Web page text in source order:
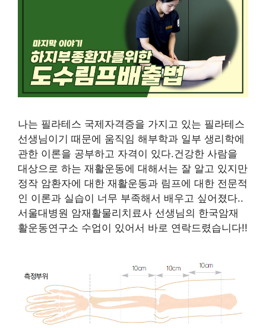
나는 필라테스 국제자격증을 가지고 있는 필라테스
선생님이기 때문에 움직임 해부학과 일부 생리학에
관한 이론을 공부하고 자격이 있다.건강한 사람을
대상으로 하는 재활운동에 대해서는 잘 알고 있지만
정작 암환자에 대한 재활운동과 림프에 대한 전문적
인 이론과 실습이 너무 부족해서 배우고 싶어졌다..
서울대병원 암재활물리치료사 선생님의 한국암재
활운동연구소 수업이 있어서 바로 연락드렸습니다!!